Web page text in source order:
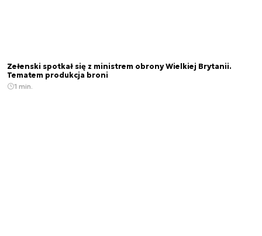
Zełenski spotkał się z ministrem obrony Wielkiej Brytanii.
Tematem produkcja broni
1 min.